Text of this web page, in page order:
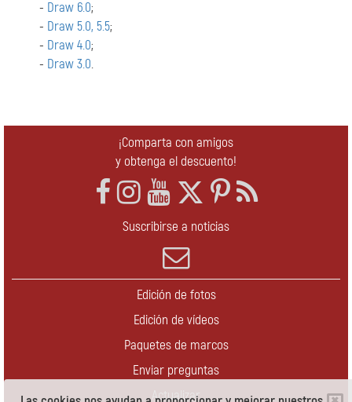
- Draw 6.0;
- Draw 5.0, 5.5;
- Draw 4.0;
- Draw 3.0.
¡Comparta con amigos
y obtenga el descuento!
Suscribirse a noticias
Edición de fotos
Edición de vídeos
Paquetes de marcos
Enviar preguntas
Actualizar